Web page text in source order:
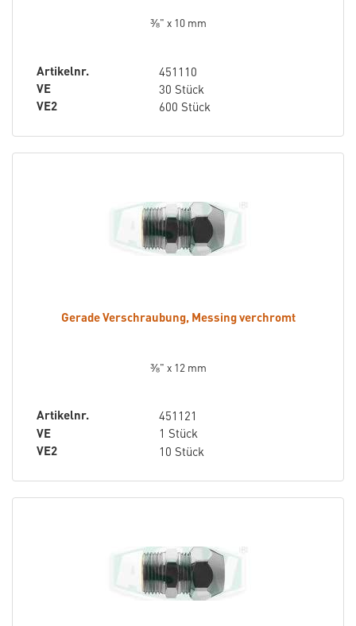
⅜" x 10 mm
Artikelnr.
451110
VE
30 Stück
VE2
600 Stück
Gerade Verschraubung, Messing verchromt
⅜" x 12 mm
Artikelnr.
451121
VE
1 Stück
VE2
10 Stück